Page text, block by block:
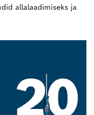
allalaadimiseks ja